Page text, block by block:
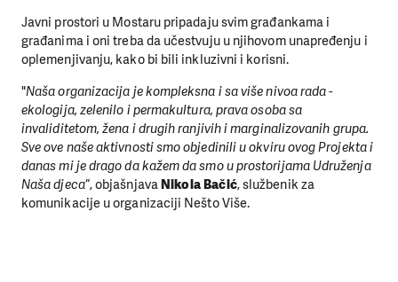
Javni prostori u Mostaru pripadaju svim građankama i
građanima i oni treba da učestvuju u njihovom unapređenju i
oplemenjivanju, kako bi bili inkluzivni i korisni.
"Naša organizacija je kompleksna i sa više nivoa rada -
ekologija, zelenilo i permakultura, prava osoba sa
invaliditetom, žena i drugih ranjivih i marginalizovanih grupa.
Sve ove naše aktivnosti smo objedinili u okviru ovog Projekta i
danas mi je drago da kažem da smo u prostorijama Udruženja
Naša djeca“, objašnjavaNikola Bačić, službenik za
komunikacije u organizaciji Nešto Više.